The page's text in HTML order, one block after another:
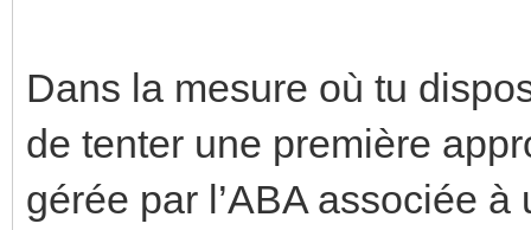
Dans la mesure où tu
de tenter une première
gérée par l’ABA associée